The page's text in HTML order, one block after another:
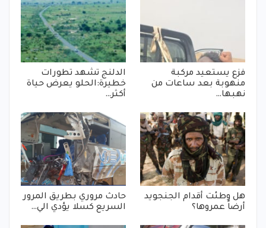
فزع يستعيد مركبة
منهوبة بعد ساعات من
نهبها…
الدلنج تشهد تطورات
خطيرة:الحلو يعرض حياة
أكثر…
هل وطئت أقدام الجنجويد
أرضاً عمروها؟
حادث مروري بطريق المرور
السريع كسلا يؤدي الي…